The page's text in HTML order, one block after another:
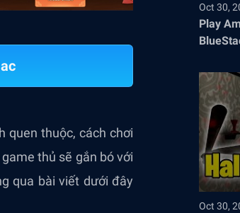
quen thuộc, cách chơi
thủ sẽ gắn bó với
qua bài viết dưới đây
Oct 30,
Play
Oct 30,